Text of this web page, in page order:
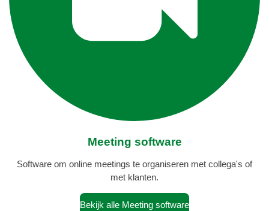
Meeting software
Software om online meetings te organiseren met collega's of
met klanten.
Bekijk alle Meeting software